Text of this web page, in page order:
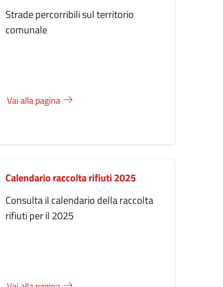
Strade percorribili sul territorio
comunale
Vai alla pagina
Calendario raccolta rifiuti 2025
Consulta il calendario della raccolta
rifiuti per il 2025